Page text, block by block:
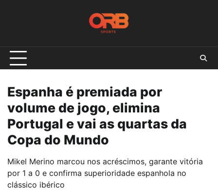
Espanha é premiada por
volume de jogo, elimina
Portugal e vai as quartas da
Copa do Mundo
Mikel Merino marcou nos acréscimos, garante vitória
por 1 a 0 e confirma superioridade espanhola no
clássico ibérico